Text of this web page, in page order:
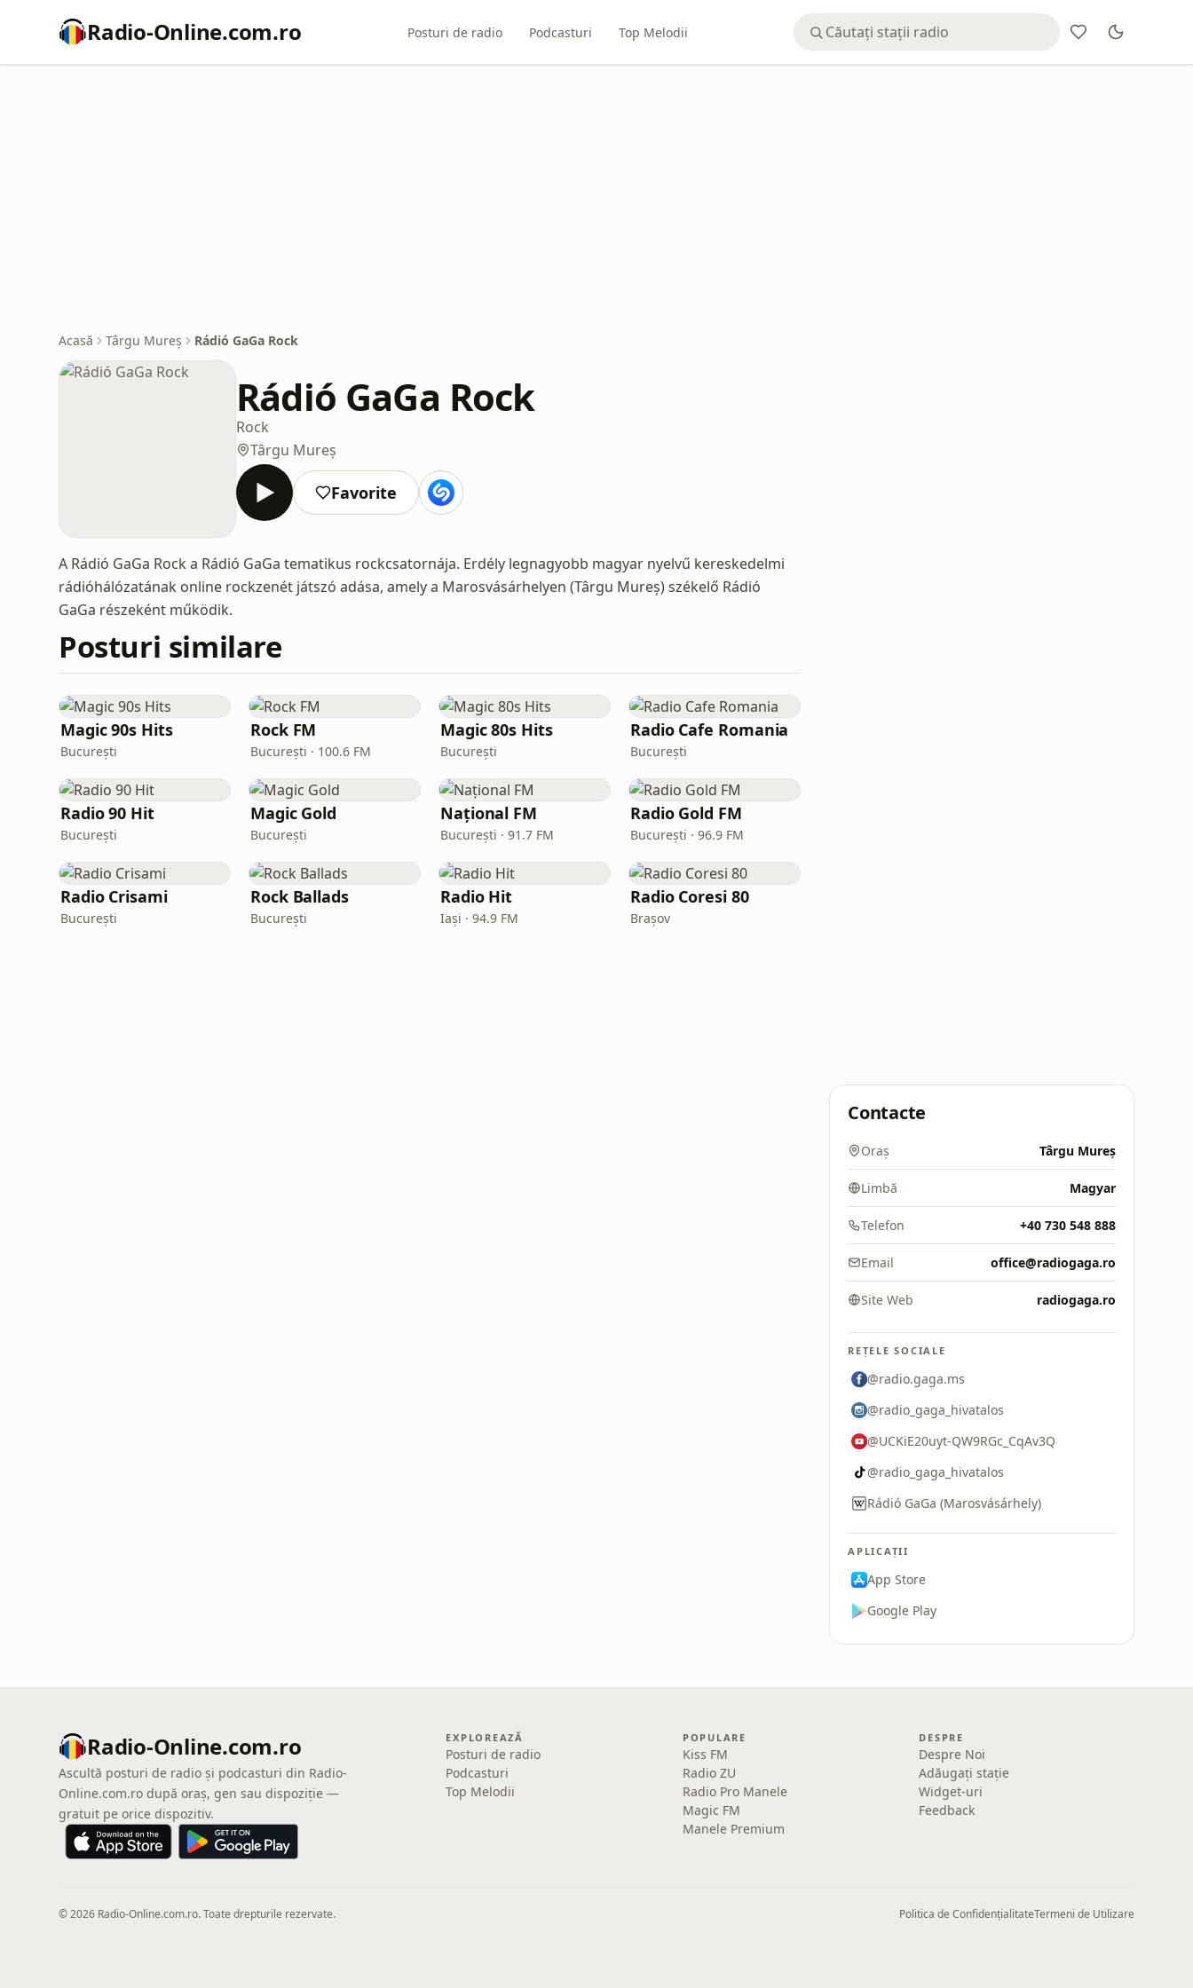
Radio-Online.com.ro Posturi de radio Podcasturi Top Melodii
Acasă Târgu Mureș Rádió GaGa Rock
Rádió GaGa Rock
Rock
Târgu Mureș
Favorite
A Rádió GaGa Rock a Rádió GaGa tematikus rockcsatornája. Erdély legnagyobb magyar nyelvű kereskedelmi
rádióhálózatának online rockzenét játszó adása, amely a Marosvásárhelyen (Târgu Mureș) székelő Rádió
GaGa részeként működik.
Posturi similare
Magic 90s Hits
București
Rock FM
București · 100.6 FM
Magic 80s Hits
București
Radio Cafe Romania
București
Radio 90 Hit
București
Magic Gold
București
Național FM
București · 91.7 FM
Radio Gold FM
București · 96.9 FM
Radio Crisami
București
Rock Ballads
București
Radio Hit
Iași · 94.9 FM
Radio Coresi 80
Brașov
Contacte
Oraș Târgu Mureș
Limbă Magyar
Telefon +40 730 548 888
Email office@radiogaga.ro
Site Web radiogaga.ro
REȚELE SOCIALE
@radio.gaga.ms
@radio_gaga_hivatalos
@UCKiE20uyt-QW9RGc_CqAv3Q
@radio_gaga_hivatalos
Rádió GaGa (Marosvásárhely)
APLICAȚII
App Store
Google Play
Radio-Online.com.ro
Ascultă posturi de radio și podcasturi din Radio-
Online.com.ro după oraș, gen sau dispoziție —
gratuit pe orice dispozitiv.
EXPLOREAZĂ
Posturi de radio
Podcasturi
Top Melodii
POPULARE
Kiss FM
Radio ZU
Radio Pro Manele
Magic FM
Manele Premium
DESPRE
Despre Noi
Adăugați stație
Widget-uri
Feedback
© 2026 Radio-Online.com.ro. Toate drepturile rezervate. Politica de ConfidențialitateTermeni de Utilizare